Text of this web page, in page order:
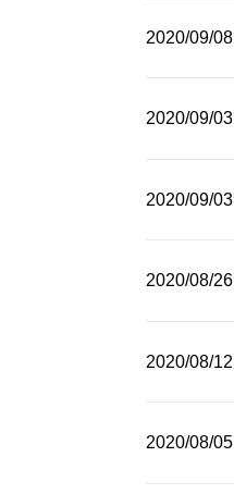
2020/09/08
2020/09/03
2020/09/03
2020/08/26
2020/08/12
2020/08/05